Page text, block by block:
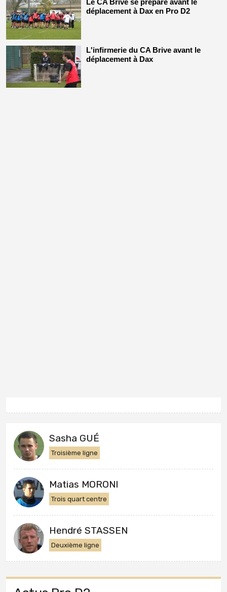
Le CA Brive se prépare avant le
déplacement à Dax en Pro D2
L'infirmerie du CA Brive avant le
déplacement à Dax
Sasha GUÉ
Troisième ligne
Matias MORONI
Trois quart centre
Hendré STASSEN
Deuxième ligne